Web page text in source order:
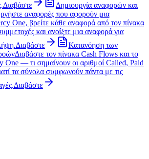
Διαβάστε
Δημιουργία αναφορών και
αναφορές που αφορούν μια
One, βρείτε κάθε αναφορά από τον πίνακα
και ανοίξτε μια αναφορά για
Διαβάστε
Κατανόηση των
Διαβάστε τον πίνακα Cash Flows και το
— τι σημαίνουν οι αριθμοί Called, Paid
τα σύνολα συμφωνούν πάντα με τις
Διαβάστε